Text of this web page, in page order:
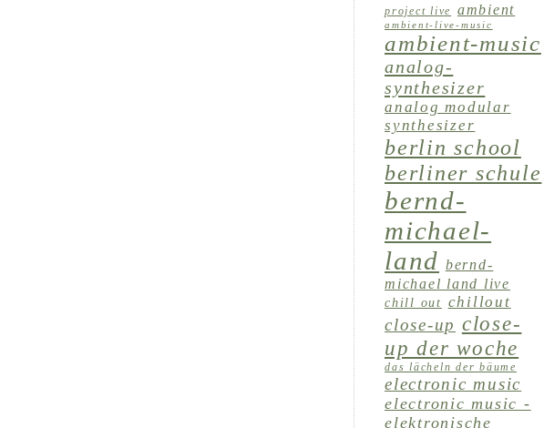
project live
ambient
ambient-live-music
ambient-music
analog-
synthesizer
analog modular
synthesizer
berlin school
berliner schule
bernd-
michael-
land bernd-
michael land live
chill out chillout
close-up close-
up der woche
das lächeln der bäume
electronic music
electronic music -
elektronische